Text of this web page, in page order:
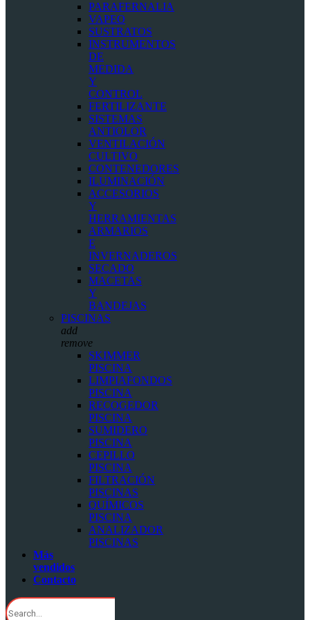
PARAFERNALIA
VAPEO
SUSTRATOS
INSTRUMENTOS
DE
MEDIDA
Y
CONTROL
FERTILIZANTE
SISTEMAS
ANTIOLOR
VENTILACIÓN
CULTIVO
CONTENEDORES
ILUMINACIÓN
ACCESORIOS
Y
HERRAMIENTAS
ARMARIOS
E
INVERNADEROS
SECADO
MACETAS
Y
BANDEJAS
PISCINAS
add
remove
SKIMMER
PISCINA
LIMPIAFONDOS
PISCINA
RECOGEDOR
PISCINA
SUMIDERO
PISCINA
CEPILLO
PISCINA
FILTRACIÓN
PISCINAS
QUÍMICOS
PISCINA
ANALIZADOR
PISCINAS
Más
vendidos
Contacto